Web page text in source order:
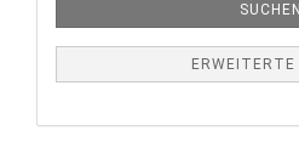
SUCHEN
ERWEITERTE